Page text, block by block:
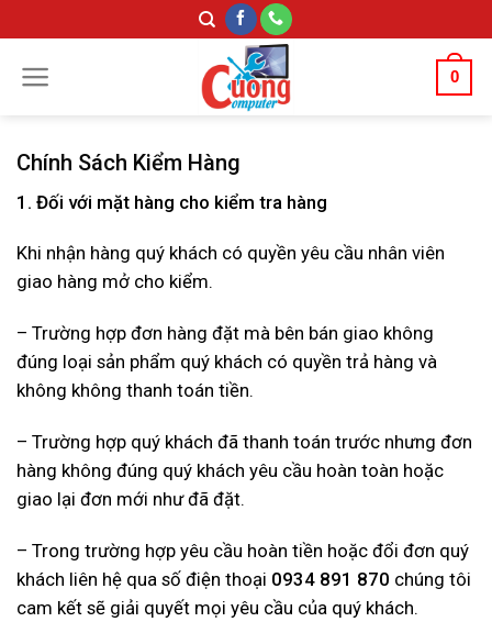
to
content
0
Chính Sách Kiểm Hàng
1. Đối với mặt hàng cho kiểm tra hàng
Khi nhận hàng quý khách có quyền yêu cầu nhân viên
giao hàng mở cho kiểm.
– Trường hợp đơn hàng đặt mà bên bán giao không
đúng loại sản phẩm quý khách có quyền trả hàng và
không không thanh toán tiền.
– Trường hợp quý khách đã thanh toán trước nhưng đơn
hàng không đúng quý khách yêu cầu hoàn toàn hoặc
giao lại đơn mới như đã đặt.
– Trong trường hợp yêu cầu hoàn tiền hoặc đổi đơn quý
khách liên hệ qua số điện thoại 0934 891 870 chúng tôi
cam kết sẽ giải quyết mọi yêu cầu của quý khách.